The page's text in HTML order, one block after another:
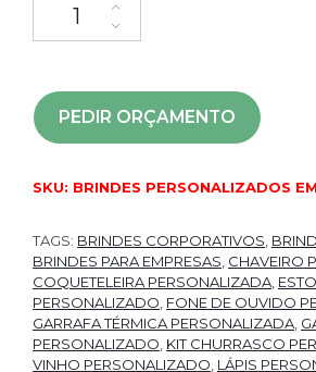
PEDIR ORÇAMENTO
SKU: BRINDES PERSONALIZADOS
TAGS: BRINDES CORPORATIVOS
BRINDES PARA EMPRESAS CHAVEIRO
COQUETELEIRA PERSONALIZADA
PERSONALIZADO FONE DE OUVIDO
GARRAFA TÉRMICA PERSONALIZADA
PERSONALIZADO KIT CHURRASCO
VINHO PERSONALIZADO LÁPIS